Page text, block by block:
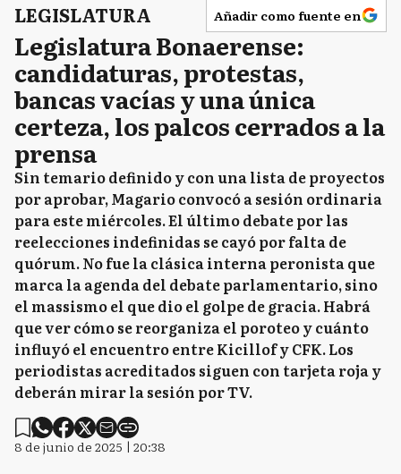
LEGISLATURA Añadir como fuente en
Legislatura Bonaerense:
candidaturas, protestas,
bancas vacías y una única
certeza, los palcos cerrados a la
prensa
Sin temario definido y con una lista de proyectos
por aprobar, Magario convocó a sesión ordinaria
para este miércoles. El último debate por las
reelecciones indefinidas se cayó por falta de
quórum. No fue la clásica interna peronista que
marca la agenda del debate parlamentario, sino
el massismo el que dio el golpe de gracia. Habrá
que ver cómo se reorganiza el poroteo y cuánto
influyó el encuentro entre Kicillof y CFK. Los
periodistas acreditados siguen con tarjeta roja y
deberán mirar la sesión por TV.
8 de junio de 2025 | 20:38